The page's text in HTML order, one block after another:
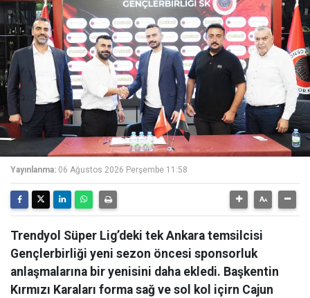
Yayınlanma: 06 Ağustos 2026 Perşembe 11:58
Trendyol Süper Lig’deki tek Ankara temsilcisi
Gençlerbirliği yeni sezon öncesi sponsorluk
anlaşmalarına bir yenisini daha ekledi. Başkentin
Kırmızı Karaları forma sağ ve sol kol içirn Cajun